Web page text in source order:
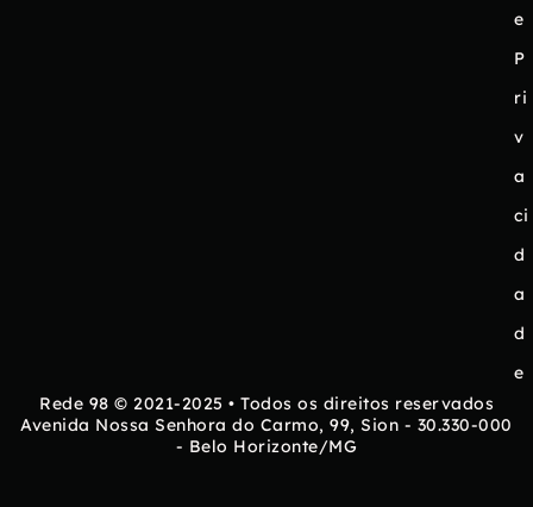
e
P
ri
v
a
ci
d
a
d
e
Rede 98 © 2021-2025 • Todos os direitos reservados
Avenida Nossa Senhora do Carmo, 99, Sion - 30.330-000
- Belo Horizonte/MG